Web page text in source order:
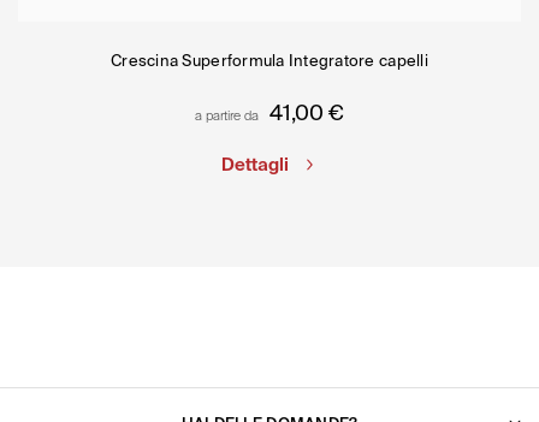
Crescina Superformula Integratore capelli
a partire da 41,00 €
Dettagli